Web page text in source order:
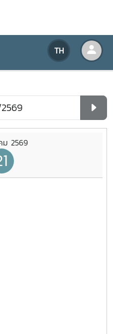
TH
หน่วยงาน
ม 2569